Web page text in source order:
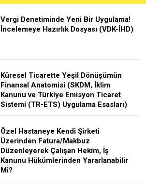
Vergi Denetiminde Yeni Bir Uygulama!
İncelemeye Hazırlık Dosyası (VDK-İHD)
Küresel Ticarette Yeşil Dönüşümün
Finansal Anatomisi (SKDM, İklim
Kanunu ve Türkiye Emisyon Ticaret
Sistemi (TR-ETS) Uygulama Esasları)
Özel Hastaneye Kendi Şirketi
Üzerinden Fatura/Makbuz
Düzenleyerek Çalışan Hekim, İş
Kanunu Hükümlerinden Yararlanabilir
Mi?